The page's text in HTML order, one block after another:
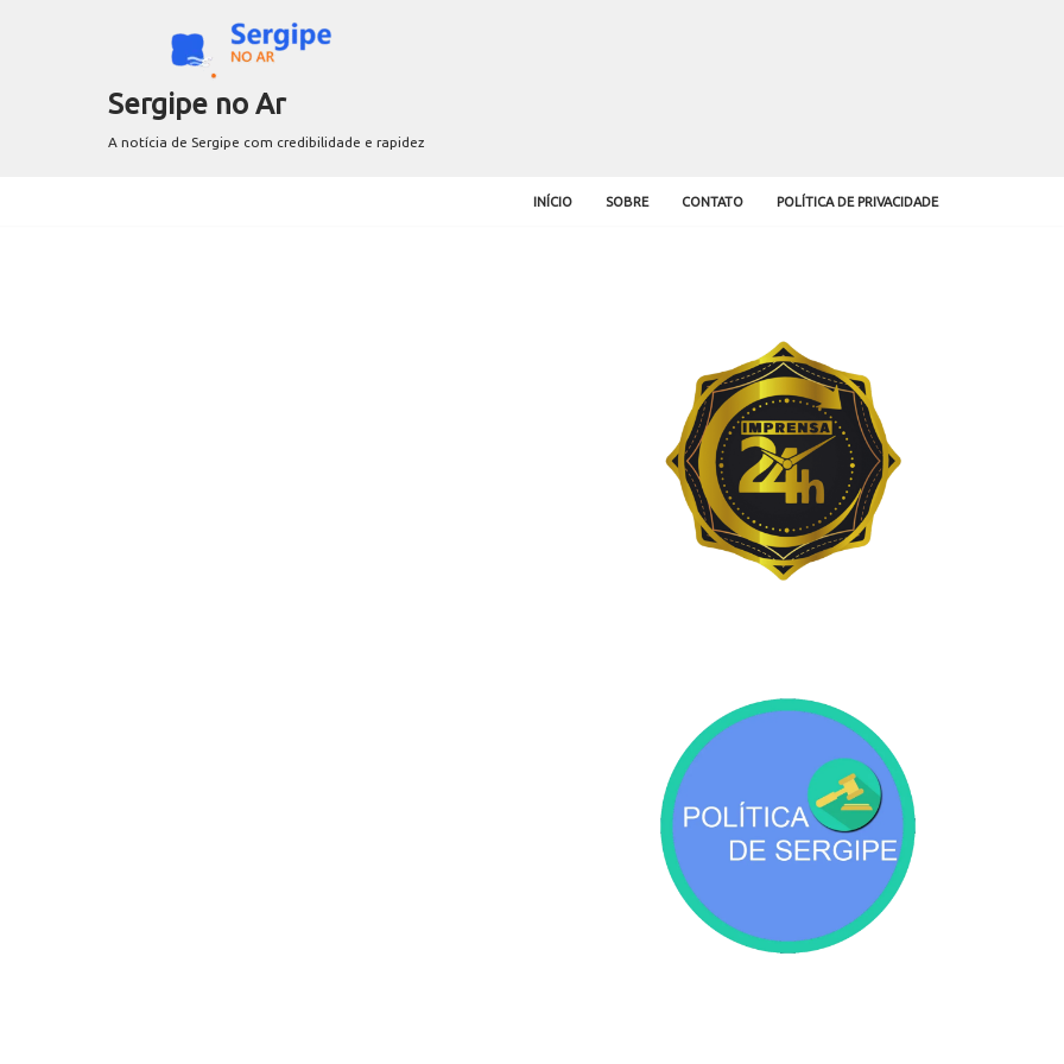
Sergipe no Ar
A notícia de Sergipe com credibilidade e rapidez
INÍCIO SOBRE CONTATO POLÍTICA DE PRIVACIDADE